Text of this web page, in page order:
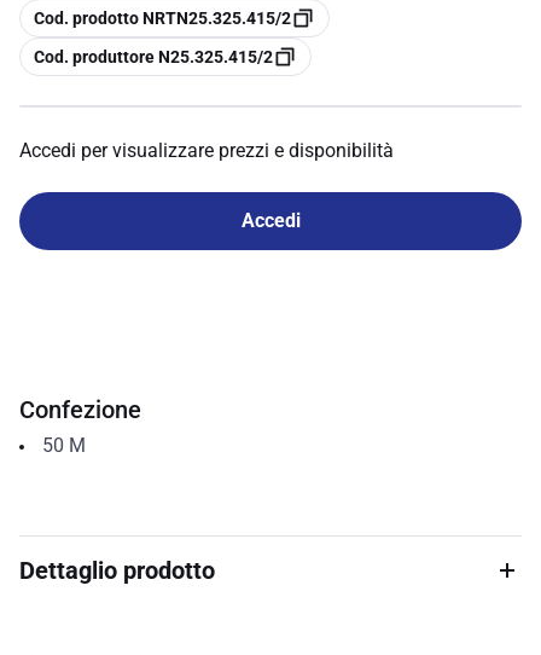
copia
Cod. prodotto NRTN25.325.415/2
copia
Cod. produttore N25.325.415/2
Accedi per visualizzare prezzi e disponibilità
Accedi
Confezione
50 M
Dettaglio prodotto